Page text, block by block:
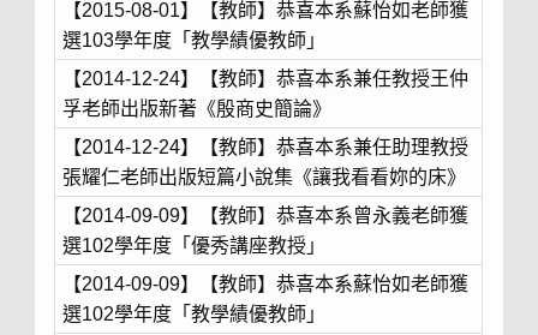
【2015-08-01】【教師】恭喜本系蘇怡如老師獲
選103學年度「教學績優教師」
【2014-12-24】【教師】恭喜本系兼任教授王仲
孚老師出版新著《殷商史簡論》
【2014-12-24】【教師】恭喜本系兼任助理教授
張耀仁老師出版短篇小說集《讓我看看妳的床》
【2014-09-09】【教師】恭喜本系曾永義老師獲
選102學年度「優秀講座教授」
【2014-09-09】【教師】恭喜本系蘇怡如老師獲
選102學年度「教學績優教師」